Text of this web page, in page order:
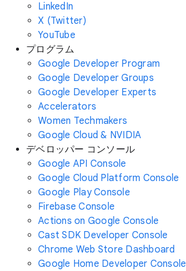
LinkedIn
X (Twitter)
YouTube
プログラム
Google Developer Program
Google Developer Groups
Google Developer Experts
Accelerators
Women Techmakers
Google Cloud & NVIDIA
デベロッパー コンソール
Google API Console
Google Cloud Platform Console
Google Play Console
Firebase Console
Actions on Google Console
Cast SDK Developer Console
Chrome Web Store Dashboard
Google Home Developer Console